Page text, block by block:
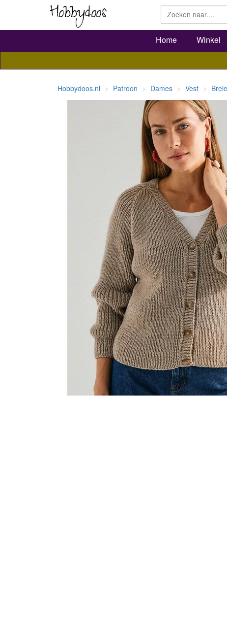
Home Winkel
Hobbydoos.nl Patroon Dames Vest